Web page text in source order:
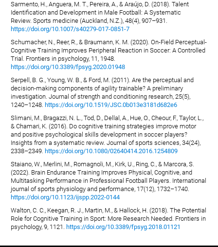
Sarmento, H., Anguera, M. T., Pereira, A., & Araújo, D. (2018). Talent
Identification and Development in Male Football: A Systematic
Review. Sports medicine (Auckland, N.Z.), 48(4), 907–931.
https://doi.org/10.1007/s40279-017-0851-7
Schumacher, N., Reer, R., & Braumann, K. M. (2020). On-Field Perceptual-
Cognitive Training Improves Peripheral Reaction in Soccer: A Controlled
Trial. Frontiers in psychology, 11, 1948.
https://doi.org/10.3389/fpsyg.2020.01948
Serpell, B. G., Young, W. B., & Ford, M. (2011). Are the perceptual and
decision-making components of agility trainable? A preliminary
investigation. Journal of strength and conditioning research, 25(5),
1240–1248. https://doi.org/10.1519/JSC.0b013e3181d682e6
Slimani, M., Bragazzi, N. L., Tod, D., Dellal, A., Hue, O., Cheour, F., Taylor, L.,
& Chamari, K. (2016). Do cognitive training strategies improve motor
and positive psychological skills development in soccer players?
Insights from a systematic review. Journal of sports sciences, 34(24),
2338–2349. https://doi.org/10.1080/02640414.2016.1254809
Staiano, W., Merlini, M., Romagnoli, M., Kirk, U., Ring, C., & Marcora, S.
(2022). Brain Endurance Training Improves Physical, Cognitive, and
Multitasking Performance in Professional Football Players. International
journal of sports physiology and performance, 17(12), 1732–1740.
https://doi.org/10.1123/ijspp.2022-0144
Walton, C. C., Keegan, R. J., Martin, M., & Hallock, H. (2018). The Potential
Role for Cognitive Training in Sport: More Research Needed. Frontiers in
psychology, 9, 1121. https://doi.org/10.3389/fpsyg.2018.01121